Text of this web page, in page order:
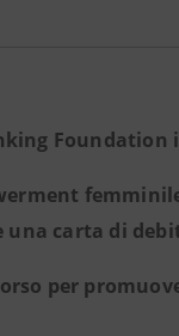
carta di
per